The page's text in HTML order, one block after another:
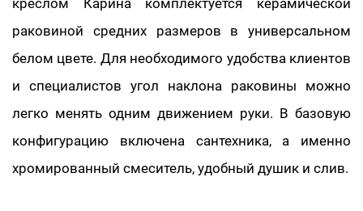
раковиной средних размеров в универсальном
белом цвете. Для необходимого удобства клиентов
и специалистов угол наклона раковины можно
легко менять одним движением руки. В базовую
конфигурацию включена сантехника, а именно
хромированный смеситель, удобный душик и слив.